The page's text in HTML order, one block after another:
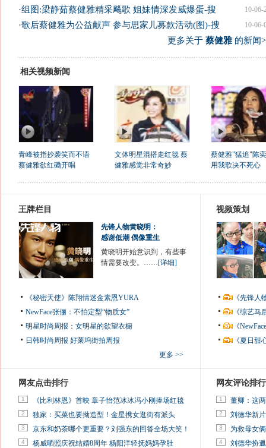
10-06-
·组图:梁静茹蔡健雅精采飚歌 姐妹情深发威爆蛋-搜
10-06-
·歌后蔡健雅为公益献声 参与思家儿募款活动(图)-搜
更多关于 蔡健雅的新闻
相关视频新闻
青峰被指抄袭笑而不语
蔡健雅欲红磡开唱
文体明星混搭走红毯 蔡
健雅感觉非常奇妙
蔡健雅"猛追"陈
用我歌决不死心
王牌栏目
先锋人物黄晓明：
感谢低潮 偶像重生
黄晓明开始意识到，有些事
情需要改变。……[详细]
《秘密天使》陈翔情迷金素恩YURA
NewFace张俪：不怕定型“物质女”
明星时尚周报：女明星的欲望衣橱
日韩时尚周报 好莱坞街拍周报
更多 >>
视频策划
《先锋
《综艺
《
《夏日
网友点击排行
1 《比利林恩》首映 章子怡范冰冰冯小刚捧场红毯
2 独家：买菜也要拗造型！金星携女逛街有派头
3 京东和奶茶哪个更重要？刘强东的回答全场大笑！
4 杨威晒照庆祝结婚8周年 杨阳洋轻抚妈妈孕肚
网友评论排行
1 董卿：这
2 刘德华新
3 为救母女
4 刘德华扮